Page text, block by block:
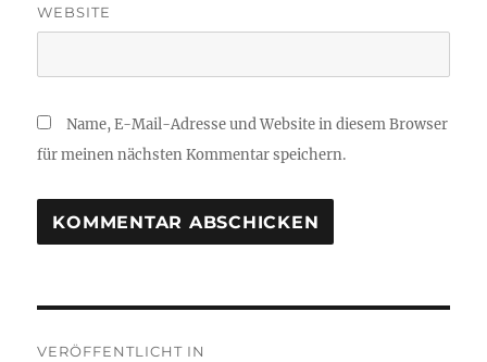
WEBSITE
Name, E-Mail-Adresse und Website in diesem Browser
für meinen nächsten Kommentar speichern.
VERÖFFENTLICHT IN